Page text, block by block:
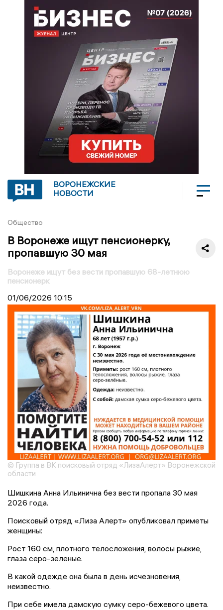
ВОРОНЕЖСКИЕ
НОВОСТИ
Общество
В Воронеже ищут пенсионерку,
пропавшую 30 мая
Воронеже ищут без вести пропавшую 68-летнюю
пенсионерк
01/06/2026 10:15
© Группа в ВК поисковый отряд «ЛизаАлерт» Воронежской
области
Шишкина Анна Ильинична без вести пропала 30 мая
2026 года.
Поисковый отряд «Лиза Алерт» опубликовал приметы
женщины:
Рост 160 см, плотного телосложения, волосы рыжие,
глаза серо-зеленые.
В какой одежде она была в день исчезновения,
неизвестно.
При себе имела дамскую сумку серо-бежевого цвета.